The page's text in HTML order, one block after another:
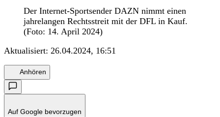
Der Internet-Sportsender DAZN nimmt einen
jahrelangen Rechtsstreit mit der DFL in Kauf.
(Foto: 14. April 2024)
Aktualisiert: 26.04.2024, 16:51
Anhören
Auf Google bevorzugen